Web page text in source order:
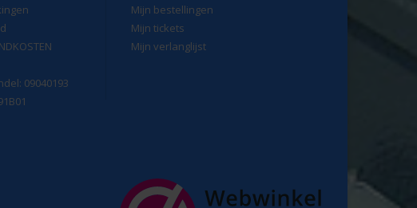
09040193
Mijn bestellingen
Mijn tickets
Mijn verlanglijst